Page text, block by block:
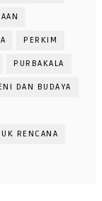
PERKIM
PURBAKALA
DAN BUDAYA
RENCANA